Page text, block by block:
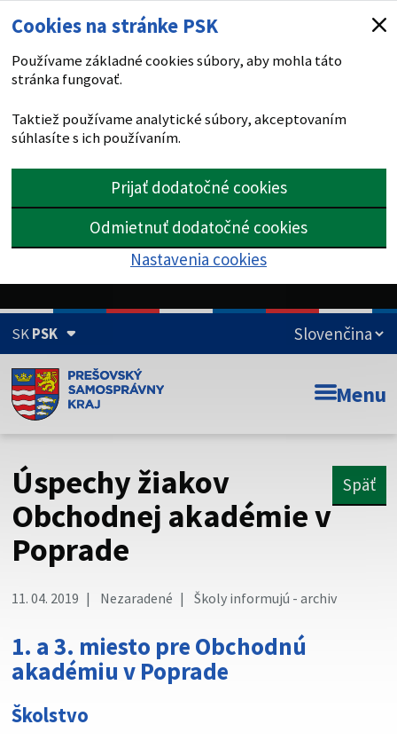
Cookies na stránke PSK
Používame základné cookies súbory, aby mohla táto
stránka fungovať.
Taktiež používame analytické súbory, akceptovaním
súhlasíte s ich používaním.
Prijať dodatočné cookies
Odmietnuť dodatočné cookies
Nastavenia cookies
SKPSK
Doména psk.sk je oficiálna
Toto je oficiálna webová stránka Prešovského
psk.sk.
Táto stránka je zabezpečená
Buďte pozorní a vždy sa uistite, že zdieľate informácie iba
cez zabezpečenú webovú stránku. Zabezpečená stránka
Menu
Úspechy žiakov
Obchodnej akadémie v
Poprade
Späť
11. 04. 2019 Nezaradené Školy informujú - archiv
1. a 3. miesto pre Obchodnú
akadémiu v Poprade
Školstvo